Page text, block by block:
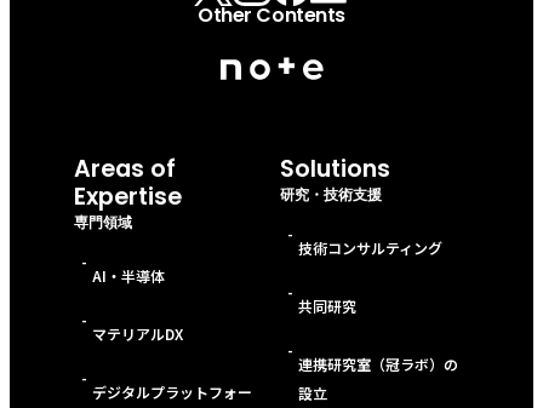
Other Contents
Areas of
Expertise
専門領域
-
AI・半導体
-
マテリアルDX
-
デジタルプラットフォー
Solutions
研究・技術支援
-
技術コンサルティング
-
共同研究
-
連携研究室（冠ラボ）の
設立